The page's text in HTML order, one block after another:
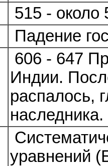
515 - около
Падение
606 - 647
Индии.
распалось,
наследника.
уравнений